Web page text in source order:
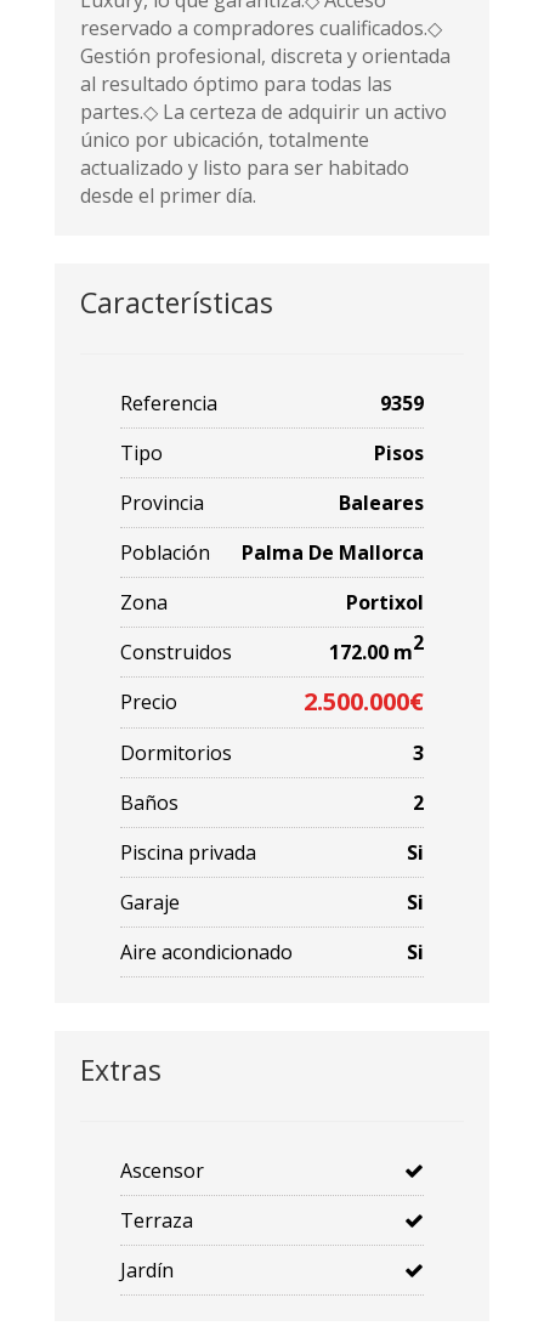
reservado a compradores cualificados.◇
Gestión profesional, discreta y orientada
al resultado óptimo para todas las
partes.◇ La certeza de adquirir un activo
único por ubicación, totalmente
actualizado y listo para ser habitado
desde el primer día.
Características
Referencia
9359
Tipo
Pisos
Provincia
Baleares
Población
Palma De Mallorca
Zona
Portixol
Construidos
172.00 m2
Precio 2.500.000€
Dormitorios
3
Baños
2
Piscina privada
Si
Garaje
Si
Aire acondicionado
Si
Extras
Ascensor
Terraza
Jardín